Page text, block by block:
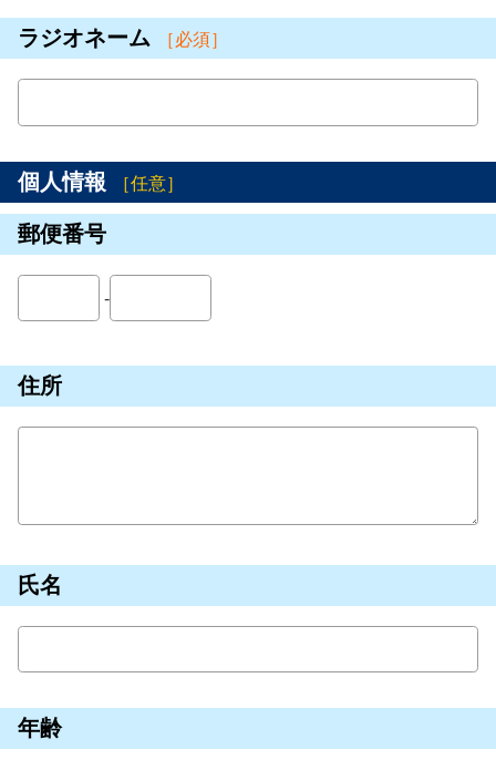
ラジオネーム ［必須］
個人情報 ［任意］
郵便番号
-
住所
氏名
年齢